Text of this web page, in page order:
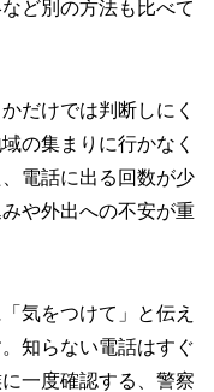
ど別の方法も比べて
だけでは判断しにく
の集まりに行かなく
電話に出る回数が少
や外出への不安が重
気をつけて」と伝え
知らない電話はすぐ
一度確認する、警察